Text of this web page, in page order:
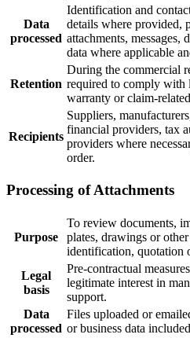
Data
processed
Identification and
details where provided,
attachments,
data where applicable
Retention
During the commercial
required to comply with
warranty or claim-
Recipients
Suppliers,
financial providers, tax
providers where
order.
Processing of Attachments
Purpose
To review documents,
plates, drawings or
identification, quotation
Legal
basis
Pre-contractual
legitimate interest in
support.
Data
processed
Files uploaded or
or business data